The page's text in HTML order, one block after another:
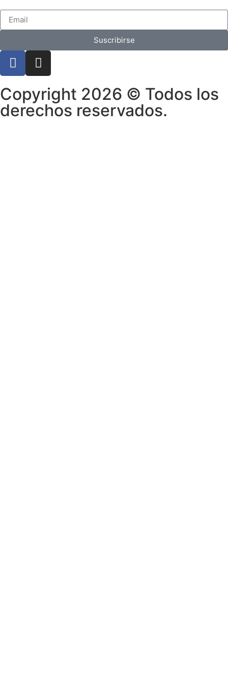
Suscribirse
Copyright 2026 © Todos los
derechos reservados.